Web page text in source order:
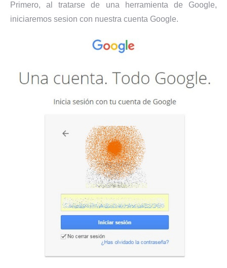
Primero, al tratarse de una herramienta de Google,
iniciaremos sesion con nuestra cuenta Google.